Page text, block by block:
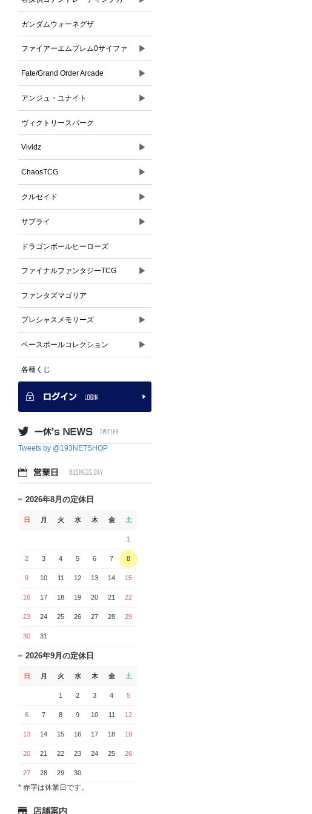
ドゲーム
ガンダムウォーネグザ
ファイアーエムブレム0サイファ ▶
Fate/Grand Order Arcade ▶
アンジュ・ユナイト ▶
ヴィクトリースパーク
Vividz ▶
ChaosTCG ▶
クルセイド ▶
サプライ ▶
ドラゴンボールヒーローズ
ファイナルファンタジーTCG ▶
ファンタズマゴリア
プレシャスメモリーズ ▶
ベースボールコレクション ▶
各種くじ
Tweets by @193NETSHOP
2026年8月の定休日
日 月 火 水 木 金 土
1
2 3 4 5 6 7 8
9 10 11 12 13 14 15
16 17 18 19 20 21 22
23 24 25 26 27 28 29
30 31
2026年9月の定休日
日 月 火 水 木 金 土
1 2 3 4 5
6 7 8 9 10 11 12
13 14 15 16 17 18 19
20 21 22 23 24 25 26
27 28 29 30
* 赤字は休業日です。